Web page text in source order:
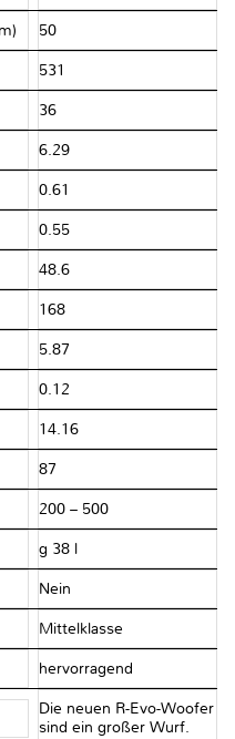
50
531
36
6.29
0.61
0.55
48.6
168
5.87
0.12
14.16
87
200 – 500
g 38 l
Nein
Mittelklasse
hervorragend
Die neuen R-Evo-Woofer
sind ein großer Wurf.